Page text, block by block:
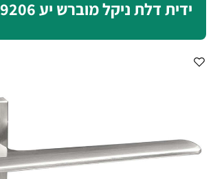
ידית דלת ניקל מוברש יע 9206